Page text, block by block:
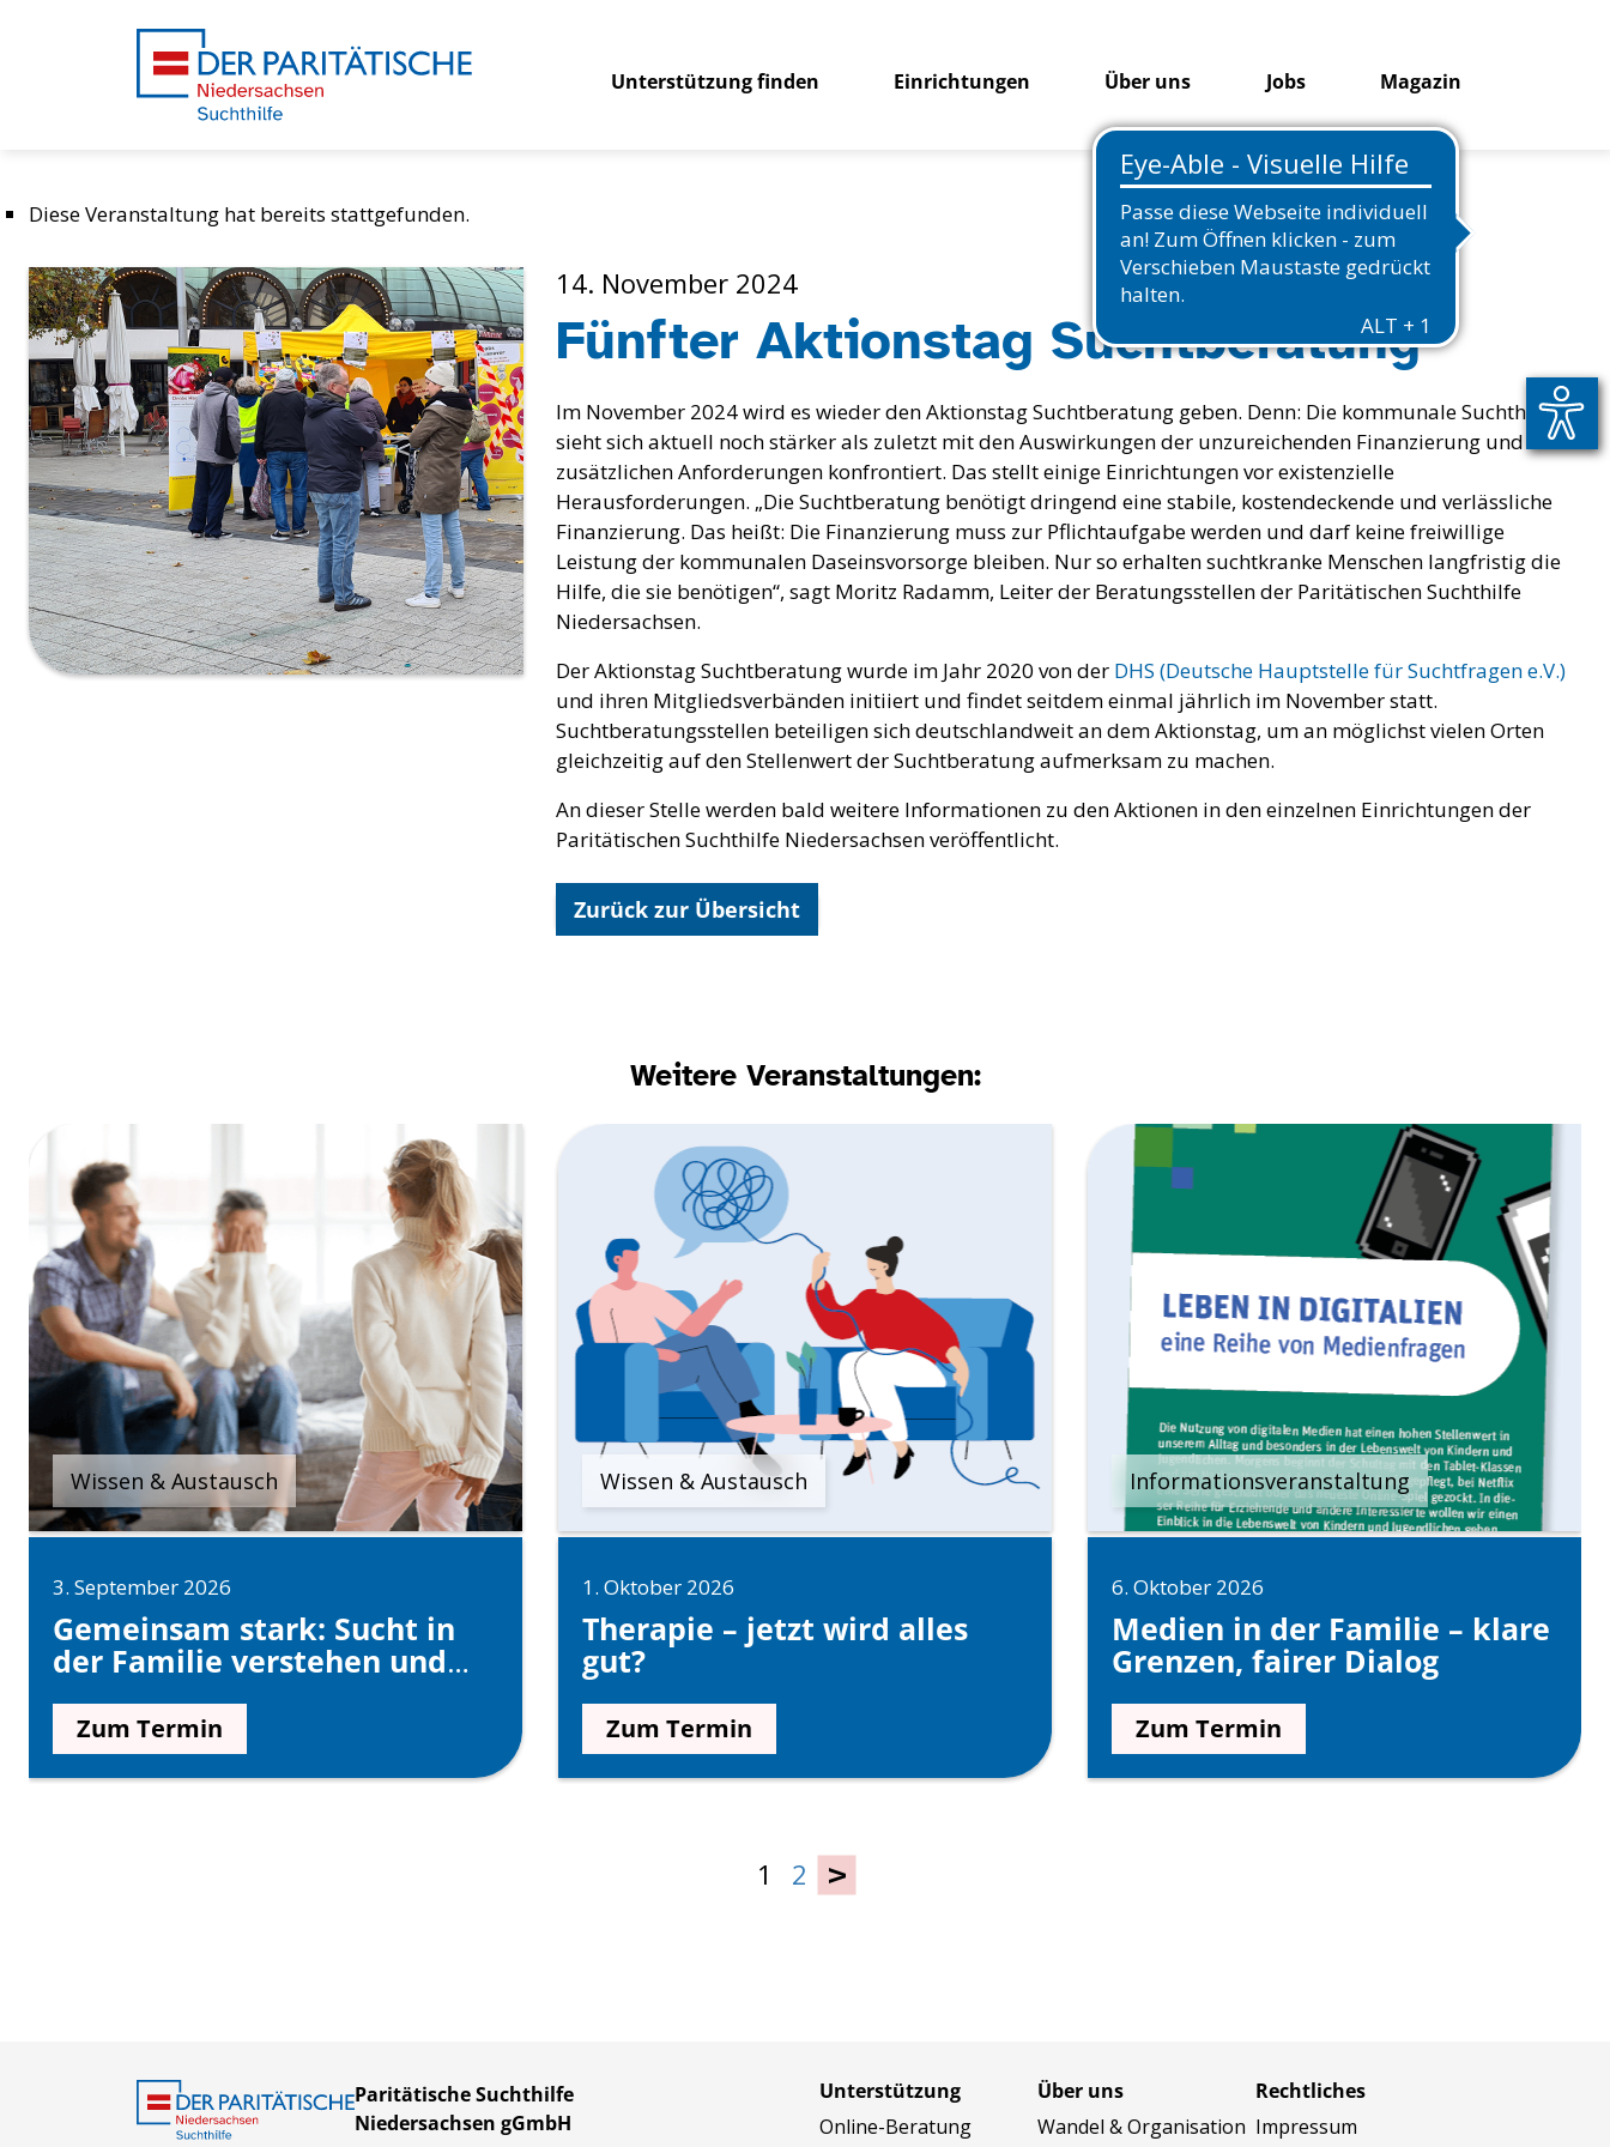
Unterstützung finden Einrichtungen Über uns Jobs Magazin
Diese Veranstaltung hat bereits stattgefunden.
14. November 2024
Fünfter Aktionstag Suchtberatung
Im November 2024 wird es wieder den Aktionstag Suchtberatung geben. Denn: Die kommunale Suchthilfe
sieht sich aktuell noch stärker als zuletzt mit den Auswirkungen der unzureichenden Finanzierung und
zusätzlichen Anforderungen konfrontiert. Das stellt einige Einrichtungen vor existenzielle
Herausforderungen. „Die Suchtberatung benötigt dringend eine stabile, kostendeckende und verlässliche
Finanzierung. Das heißt: Die Finanzierung muss zur Pflichtaufgabe werden und darf keine freiwillige
Leistung der kommunalen Daseinsvorsorge bleiben. Nur so erhalten suchtkranke Menschen langfristig die
Hilfe, die sie benötigen“, sagt Moritz Radamm, Leiter der Beratungsstellen der Paritätischen Suchthilfe
Niedersachsen.
Der Aktionstag Suchtberatung wurde im Jahr 2020 von der DHS (Deutsche Hauptstelle für Suchtfragen e.V.)
und ihren Mitgliedsverbänden initiiert und findet seitdem einmal jährlich im November statt.
Suchtberatungsstellen beteiligen sich deutschlandweit an dem Aktionstag, um an möglichst vielen Orten
gleichzeitig auf den Stellenwert der Suchtberatung aufmerksam zu machen.
An dieser Stelle werden bald weitere Informationen zu den Aktionen in den einzelnen Einrichtungen der
Paritätischen Suchthilfe Niedersachsen veröffentlicht.
Zurück zur Übersicht
Weitere Veranstaltungen:
Wissen & Austausch
3. September 2026
Gemeinsam stark: Sucht in
der Familie verstehen und
gesund begleiten
Zum Termin
Wissen & Austausch
1. Oktober 2026
Therapie – jetzt wird alles
gut?
Zum Termin
Informationsveranstaltung
6. Oktober 2026
Medien in der Familie – klare
Grenzen, fairer Dialog
Zum Termin
1 2 ›
Paritätische Suchthilfe
Niedersachsen gGmbH
Unterstützung
Online-Beratung
Über uns
Wandel & Organisation
Rechtliches
Impressum